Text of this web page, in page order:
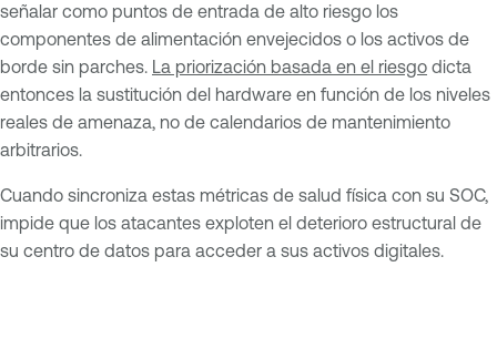
señalar como puntos de entrada de alto riesgo los
componentes de alimentación envejecidos o los activos de
borde sin parches. La priorización basada en el riesgo dicta
entonces la sustitución del hardware en función de los niveles
reales de amenaza, no de calendarios de mantenimiento
arbitrarios.
Cuando sincroniza estas métricas de salud física con su SOC,
impide que los atacantes exploten el deterioro estructural de
su centro de datos para acceder a sus activos digitales.